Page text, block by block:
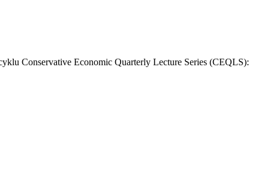
Conservative Economic Quarterly Lecture Series (CEQLS):